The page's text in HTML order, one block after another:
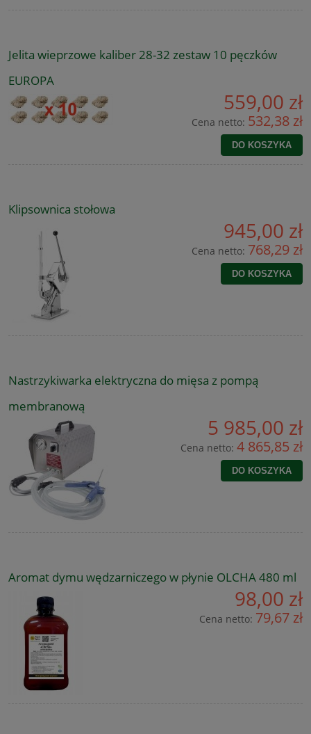
Jelita wieprzowe kaliber 28-32 zestaw 10 pęczków
EUROPA
559,00 zł
Cena netto: 532,38 zł
DO KOSZYKA
Klipsownica stołowa
945,00 zł
Cena netto: 768,29 zł
DO KOSZYKA
Nastrzykiwarka elektryczna do mięsa z pompą
membranową
5 985,00 zł
Cena netto: 4 865,85 zł
DO KOSZYKA
Aromat dymu wędzarniczego w płynie OLCHA 480 ml
98,00 zł
Cena netto: 79,67 zł